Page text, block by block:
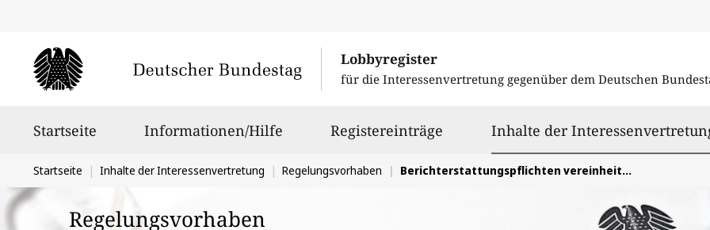
Lobbyregister
für die Interessenvertretung gegenüber dem Deutschen
Startseite Informationen/Hilfe Registereinträge Inhalte der
Sie
befinden
Startseite Inhalte der Interessenvertretung Regelungsvorhaben Berichterstattungspflichten vereinheitlichen und reduzieren
Regelungsvorhaben